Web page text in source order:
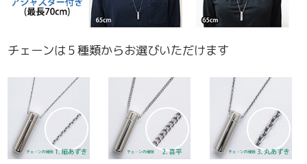
チェーンは５種類からお選びいただけます